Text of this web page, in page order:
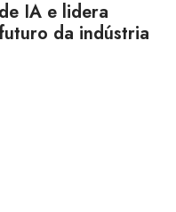
IA e lidera
da indústria